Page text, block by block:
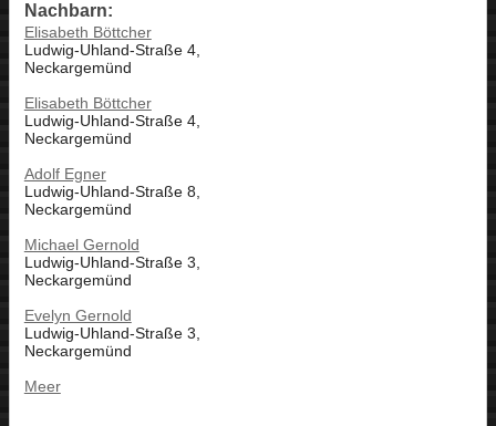
Nachbarn:
Elisabeth Böttcher
Ludwig-Uhland-Straße 4,
Neckargemünd
Elisabeth Böttcher
Ludwig-Uhland-Straße 4,
Neckargemünd
Adolf Egner
Ludwig-Uhland-Straße 8,
Neckargemünd
Michael Gernold
Ludwig-Uhland-Straße 3,
Neckargemünd
Evelyn Gernold
Ludwig-Uhland-Straße 3,
Neckargemünd
Meer